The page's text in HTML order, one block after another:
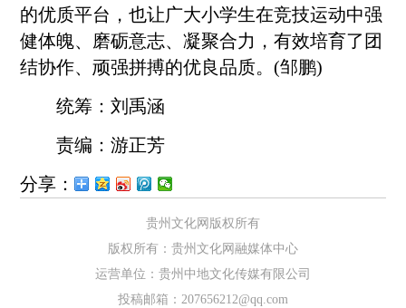
的优质平台，也让广大小学生在竞技运动中强
健体魄、磨砺意志、凝聚合力，有效培育了团
结协作、顽强拼搏的优良品质。(邹鹏)
统筹：刘禹涵
责编：游正芳
分享：
贵州文化网版权所有
版权所有：贵州文化网融媒体中心
运营单位：贵州中地文化传媒有限公司
投稿邮箱：207656212@qq.com